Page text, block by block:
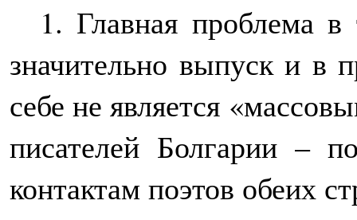
1. Главная проблема в
значительно выпуск и в
себе не является
писателей Болгарии –
контактам поэтов обеих